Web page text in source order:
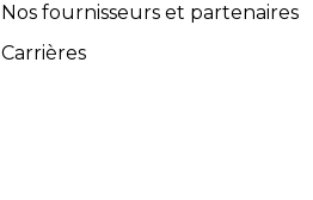
Nos fournisseurs et partenaires
Carrières